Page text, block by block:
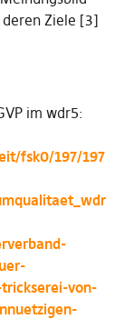
Ziele [3]
im wdr5:
fsk0/197/197
von-